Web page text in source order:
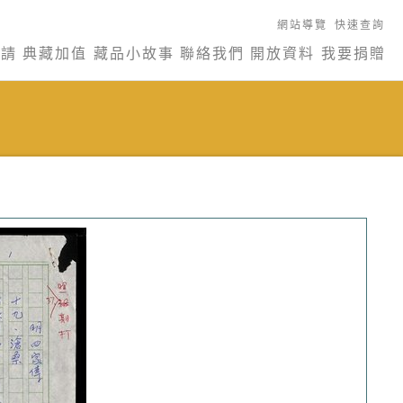
網站導覽 快速查詢
典藏加值 藏品小故事 聯絡我們 開放資料 我要捐贈